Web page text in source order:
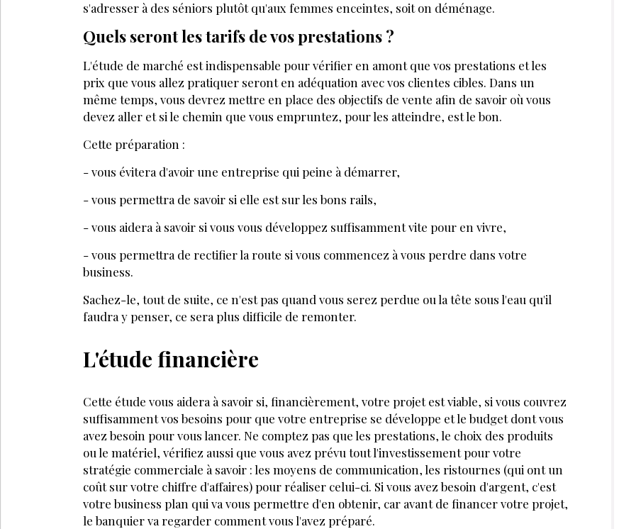
s'adresser à des séniors plutôt qu'aux femmes enceintes, soit on déménage.
Quels seront les tarifs de vos prestations ?
L'étude de marché est indispensable pour vérifier en amont que vos prestations et les
prix que vous allez pratiquer seront en adéquation avec vos clientes cibles. Dans un
même temps, vous devrez mettre en place des objectifs de vente afin de savoir où vous
devez aller et si le chemin que vous empruntez, pour les atteindre, est le bon.
Cette préparation :
- vous évitera d'avoir une entreprise qui peine à démarrer,
- vous permettra de savoir si elle est sur les bons rails,
- vous aidera à savoir si vous vous développez suffisamment vite pour en vivre,
- vous permettra de rectifier la route si vous commencez à vous perdre dans votre
business.
Sachez-le, tout de suite, ce n'est pas quand vous serez perdue ou la tête sous l'eau qu'il
faudra y penser, ce sera plus difficile de remonter.
L'étude financière
Cette étude vous aidera à savoir si, financièrement, votre projet est viable, si vous couvrez
suffisamment vos besoins pour que votre entre­prise se développe et le budget dont vous
avez besoin pour vous lancer. Ne comptez pas que les prestations, le choix des produits
ou le matériel, vérifiez aussi que vous avez prévu tout l'investissement pour votre
stratégie commerciale à savoir : les moyens de communication, les ristournes (qui ont un
coût sur votre chiffre d'af­faires) pour réaliser celui-ci. Si vous avez besoin d'argent, c'est
votre business plan qui va vous permettre d'en obtenir, car avant de financer votre projet,
le banquier va regarder comment vous l'avez préparé.